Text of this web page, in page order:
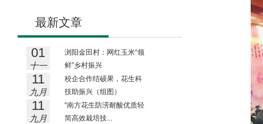
最新文章
01
十一
月
浏阳金田村：网红玉米“领
鲜”乡村振兴
11
九月
校企合作结硕果，花生科
技助振兴（组图）
11
九月
“南方花生防涝耐酸优质轻
简高效栽培技...